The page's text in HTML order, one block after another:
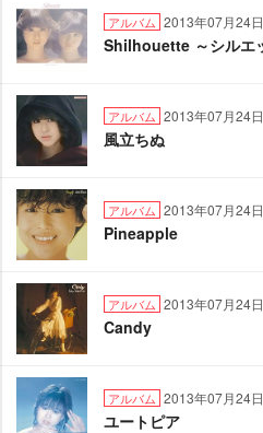
アルバム 2013年07月24
Shilhouette ～シルエ
アルバム 2013年07月24
風立ちぬ
アルバム 2013年07月24
Pineapple
アルバム 2013年07月24
Candy
アルバム 2013年07月24
ユートピア